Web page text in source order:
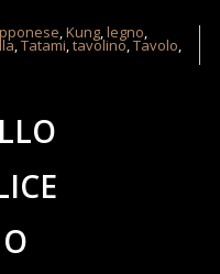
,Kung,legno,
,Tatami,tavolino,Tavolo,